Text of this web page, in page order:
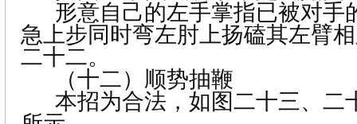
形意自己的左手掌指已被对手
急上步同时弯左肘上扬磕其左臂
二十二。
（十二） 顺势抽鞭
本招为合法，如图二十三、二